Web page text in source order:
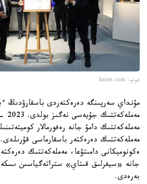
فوتو: haier.com
مۇنداي سەرپىنگە دەرەكتەردى باسقارۋدىڭ
مەملەكەتتىك دامۋ جانە رەفورمالار
مەملەكەتتىك دەرەكتەر باسقارماسى
ەكونوميكانى دامىتۋعا، مەملەكەتتىك
جانە «سيفرلىق قىتاي» ستراتەگياسىن
بەرەدى.